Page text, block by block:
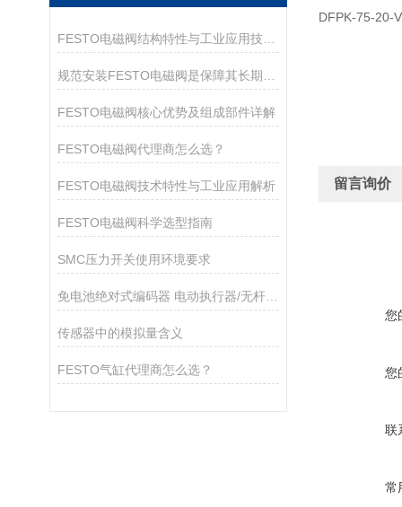
FESTO电磁阀结构特性与工业应用技术解析
FESTO电磁阀核心优势及组成部件详解
FESTO电磁阀代理商怎么选？
FESTO电磁阀技术特性与工业应用解析
FESTO电磁阀科学选型指南
SMC压力开关使用环境要求
免电池绝对式编码器 电动执行器/无杆型高刚性导轨 LEKFS
传感器中的模拟量含义
FESTO气缸代理商怎么选？
DFPK-75-20-
留言询价
您
您
联
常